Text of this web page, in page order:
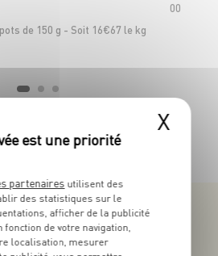
00
de 150 g - Soit 16€67 le kg
X
partenaires utilisent des
des statistiques sur le
afficher de la publicité
de votre navigation,
localisation, mesurer